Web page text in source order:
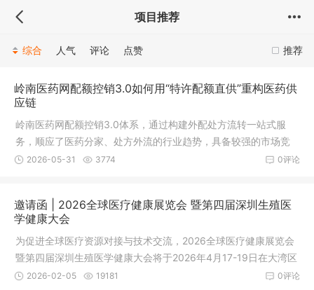
项目推荐
推荐
综合 人气 评论 点赞
岭南医药网配额控销3.0如何用“特许配额直供”重构医药供
应链
岭南医药网配额控销3.0体系，通过构建外配处方流转一站式服
务，顺应了医药分家、处方外流的行业趋势，具备较强的市场竞
争力。未来，通过深化数字化运营、优化供应链管理及拓展健康
0评论
2026-05-31 3774
邀请函 | 2026全球医疗健康展览会 暨第四届深圳生殖医
学健康大会
为促进全球医疗资源对接与技术交流，2026全球医疗健康展览会
暨第四届深圳生殖医学健康大会将于2026年4月17-19日在大湾区
（深圳）举办。本次展会汇聚30多国顶尖专家、100多家医院与
0评论
2026-02-05 19181